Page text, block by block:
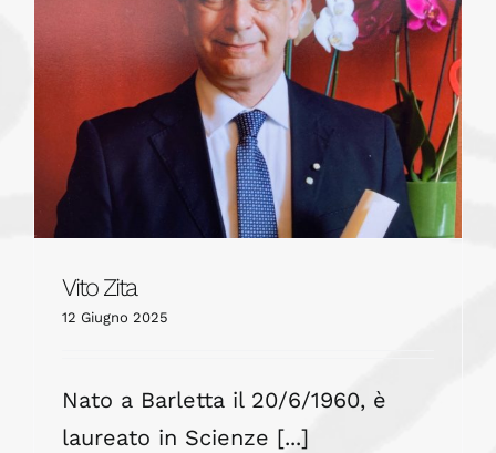
Vito Zita
12 Giugno 2025
Nato a Barletta il 20/6/1960, è
laureato in Scienze [...]